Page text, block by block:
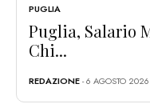
PUGLIA
Puglia, Salario
Chi...
REDAZIONE- 6 AGOSTO 2026